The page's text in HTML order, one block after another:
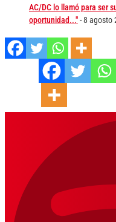
AC/DC lo llamó para ser
oportunidad..."- 8 agosto